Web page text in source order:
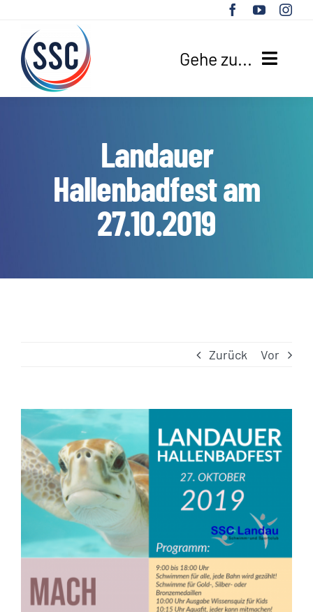
springen
Gehe zu...
SPORTANGEBOTE
Landauer
Hallenbadfest am
27.10.2019
Zurück Vor
Zeige
grösseres
Bild